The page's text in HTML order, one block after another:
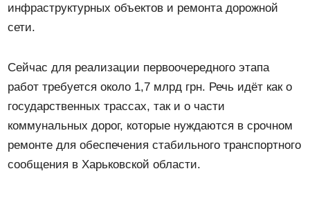
инфраструктурных объектов и ремонта дорожной
сети.
Сейчас для реализации первоочередного этапа
работ требуется около 1,7 млрд грн. Речь идёт как о
государственных трассах, так и о части
коммунальных дорог, которые нуждаются в срочном
ремонте для обеспечения стабильного транспортного
сообщения в Харьковской области.